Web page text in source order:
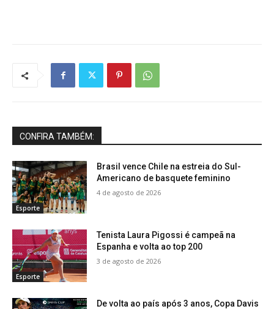
CONFIRA TAMBÉM:
Esporte
Brasil vence Chile na estreia do Sul-
Americano de basquete feminino
4 de agosto de 2026
Esporte
Tenista Laura Pigossi é campeã na
Espanha e volta ao top 200
3 de agosto de 2026
De volta ao país após 3 anos, Copa Davis